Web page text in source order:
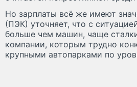
Но зарплаты всё же имеют
(ПЭК) уточняет, что с
больше чем машин, чаще
компании, которым трудно
крупными автопарками по